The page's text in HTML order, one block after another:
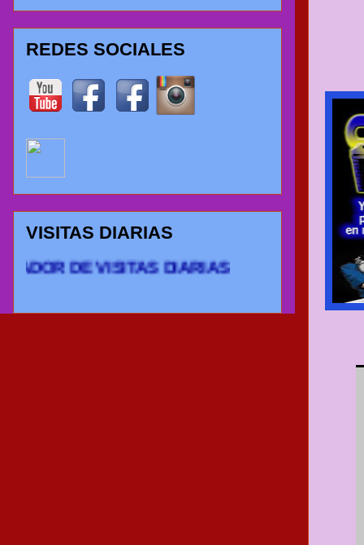
REDES SOCIALES
VISITAS DIARIAS
DE VISITAS DIARIAS